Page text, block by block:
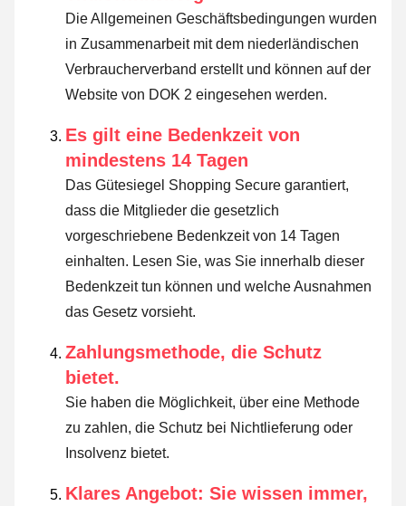
Die Allgemeinen Geschäftsbedingungen wurden
in Zusammenarbeit mit dem niederländischen
Verbraucherverband erstellt und können auf der
Website von DOK 2 eingesehen werden.
Es gilt eine Bedenkzeit von
mindestens 14 Tagen
Das Gütesiegel Shopping Secure garantiert,
dass die Mitglieder die gesetzlich
vorgeschriebene Bedenkzeit von 14 Tagen
einhalten. Lesen Sie, was Sie innerhalb dieser
Bedenkzeit tun können und welche Ausnahmen
das Gesetz vorsieht.
Zahlungsmethode, die Schutz
bietet.
Sie haben die Möglichkeit, über eine Methode
zu zahlen, die Schutz bei Nichtlieferung oder
Insolvenz bietet.
Klares Angebot: Sie wissen immer,